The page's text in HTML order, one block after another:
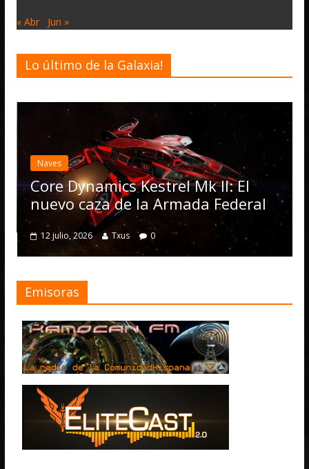
« Abr Jun »
Lo último de la Galaxia!
Mk II: El
Federal
Elite Dangerous recibe
actualización 4.4.0:
Operations, el vehículo
numerosas mejoras
4 julio, 2026 Txus
Emisoras